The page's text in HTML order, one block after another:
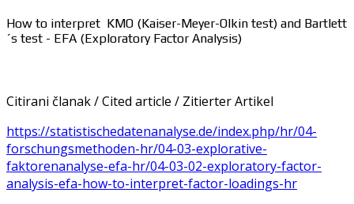
How to interpret KMO (Kaiser-Meyer-Olkin test) and Bartlett
´s test - EFA (Exploratory Factor Analysis)
Citirani članak / Cited article / Zitierter Artikel
https://statistischedatenanalyse.de/index.php/hr/04-
forschungsmethoden-hr/04-03-explorative-
faktorenanalyse-efa-hr/04-03-02-exploratory-factor-
analysis-efa-how-to-interpret-factor-loadings-hr